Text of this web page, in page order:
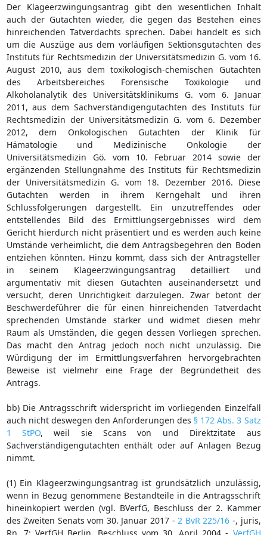
Der Klageerzwingungsantrag gibt den wesentlichen Inhalt
auch der Gutachten wieder, die gegen das Bestehen eines
hinreichenden Tatverdachts sprechen. Dabei handelt es sich
um die Auszüge aus dem vorläufigen Sektionsgutachten des
Instituts für Rechtsmedizin der Universitätsmedizin G. vom 16.
August 2010, aus dem toxikologisch-chemischen Gutachten
des Arbeitsbereiches Forensische Toxikologie und
Alkoholanalytik des Universitätsklinikums G. vom 6. Januar
2011, aus dem Sachverständigengutachten des Instituts für
Rechtsmedizin der Universitätsmedizin G. vom 6. Dezember
2012, dem Onkologischen Gutachten der Klinik für
Hämatologie und Medizinische Onkologie der
Universitätsmedizin Gö. vom 10. Februar 2014 sowie der
ergänzenden Stellungnahme des Instituts für Rechtsmedizin
der Universitätsmedizin G. vom 18. Dezember 2016. Diese
Gutachten werden in ihrem Kerngehalt und ihren
Schlussfolgerungen dargestellt. Ein unzutreffendes oder
entstellendes Bild des Ermittlungsergebnisses wird dem
Gericht hierdurch nicht präsentiert und es werden auch keine
Umstände verheimlicht, die dem Antragsbegehren den Boden
entziehen könnten. Hinzu kommt, dass sich der Antragsteller
in seinem Klageerzwingungsantrag detailliert und
argumentativ mit diesen Gutachten auseinandersetzt und
versucht, deren Unrichtigkeit darzulegen. Zwar betont der
Beschwerdeführer die für einen hinreichenden Tatverdacht
sprechenden Umstände stärker und widmet diesen mehr
Raum als Umständen, die gegen dessen Vorliegen sprechen.
Das macht den Antrag jedoch noch nicht unzulässig. Die
Würdigung der im Ermittlungsverfahren hervorgebrachten
Beweise ist vielmehr eine Frage der Begründetheit des
Antrags.
bb) Die Antragsschrift widerspricht im vorliegenden Einzelfall
auch nicht deswegen den Anforderungen des § 172 Abs. 3 Satz
1 StPO, weil sie Scans von und Direktzitate aus
Sachverständigengutachten enthält oder auf Anlagen Bezug
nimmt.
(1) Ein Klageerzwingungsantrag ist grundsätzlich unzulässig,
wenn in Bezug genommene Bestandteile in die Antragsschrift
hineinkopiert werden (vgl. BVerfG, Beschluss der 2. Kammer
des Zweiten Senats vom 30. Januar 2017 - 2 BvR 225/16 -, juris,
Rn. 7; VerfGH Berlin, Beschluss vom 30. April 2004 - VerfGH